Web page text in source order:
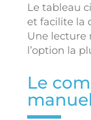
Le tableau
et facilite la
Une lecture
l’option la
Le